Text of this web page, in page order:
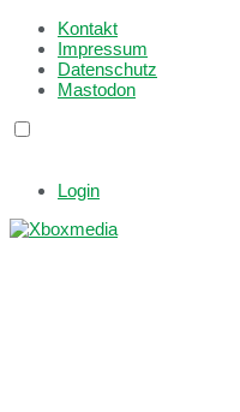
Kontakt
Impressum
Datenschutz
Mastodon
Login